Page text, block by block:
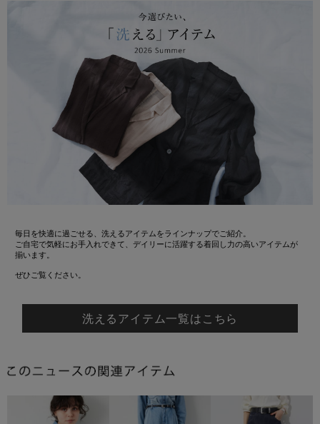
毎日を快適に過ごせる、洗えるアイテムをラインナップでご紹介。
ご自宅で気軽にお手入れできて、デイリーに活躍する着回し力の高いアイテムが
揃います。
ぜひご覧ください。
洗えるアイテム一覧はこちら